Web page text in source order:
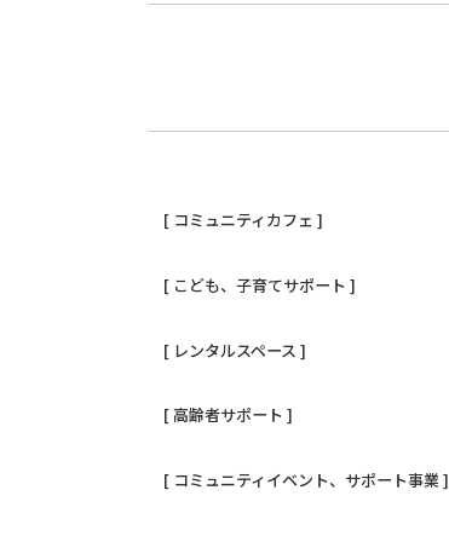
[ コミュニティカフェ ]
[ こども、子育てサポート ]
[ レンタルスペース ]
[ 高齢者サポート ]
[ コミュニティイベント、サポート事業 ]